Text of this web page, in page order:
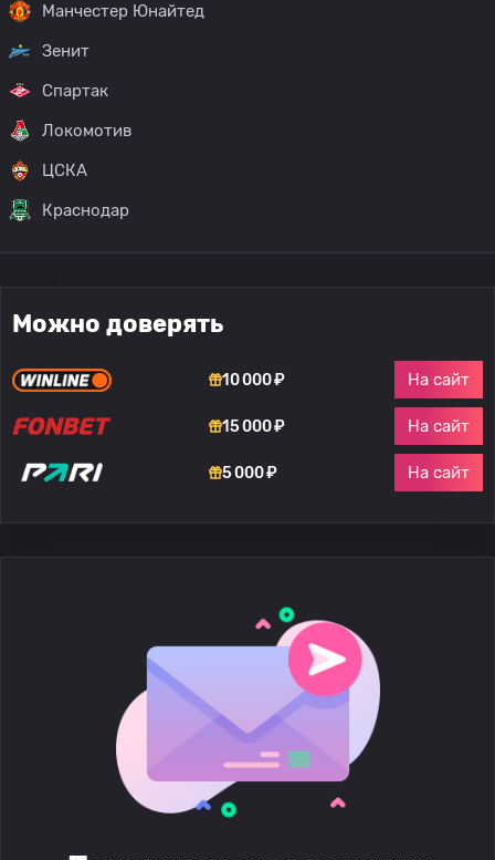
Манчестер Юнайтед
Зенит
Спартак
Локомотив
ЦСКА
Краснодар
Можно доверять
10 000 ₽ На сайт
15 000 ₽ На сайт
5 000 ₽ На сайт